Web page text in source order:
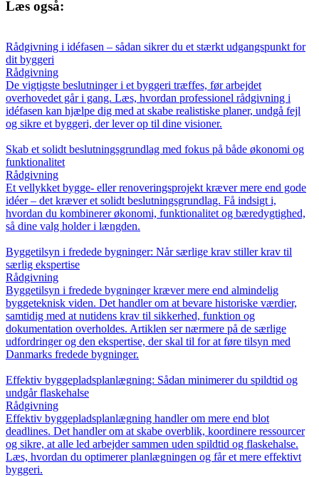
Læs også:
Rådgivning i idéfasen – sådan sikrer du et stærkt udgangspunkt for
dit byggeri
Rådgivning
De vigtigste beslutninger i et byggeri træffes, før arbejdet
overhovedet går i gang. Læs, hvordan professionel rådgivning i
idéfasen kan hjælpe dig med at skabe realistiske planer, undgå fejl
og sikre et byggeri, der lever op til dine visioner.
Skab et solidt beslutningsgrundlag med fokus på både økonomi og
funktionalitet
Rådgivning
Et vellykket bygge- eller renoveringsprojekt kræver mere end gode
idéer – det kræver et solidt beslutningsgrundlag. Få indsigt i,
hvordan du kombinerer økonomi, funktionalitet og bæredygtighed,
så dine valg holder i længden.
Byggetilsyn i fredede bygninger: Når særlige krav stiller krav til
særlig ekspertise
Rådgivning
Byggetilsyn i fredede bygninger kræver mere end almindelig
byggeteknisk viden. Det handler om at bevare historiske værdier,
samtidig med at nutidens krav til sikkerhed, funktion og
dokumentation overholdes. Artiklen ser nærmere på de særlige
udfordringer og den ekspertise, der skal til for at føre tilsyn med
Danmarks fredede bygninger.
Effektiv byggepladsplanlægning: Sådan minimerer du spildtid og
undgår flaskehalse
Rådgivning
Effektiv byggepladsplanlægning handler om mere end blot
deadlines. Det handler om at skabe overblik, koordinere ressourcer
og sikre, at alle led arbejder sammen uden spildtid og flaskehalse.
Læs, hvordan du optimerer planlægningen og får et mere effektivt
byggeri.